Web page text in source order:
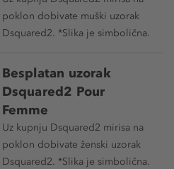
poklon dobivate muški uzorak
Dsquared2. *Slika je simbolična.
Besplatan uzorak
Dsquared2 Pour
Femme
Uz kupnju Dsquared2 mirisa na
poklon dobivate ženski uzorak
Dsquared2. *Slika je simbolična.